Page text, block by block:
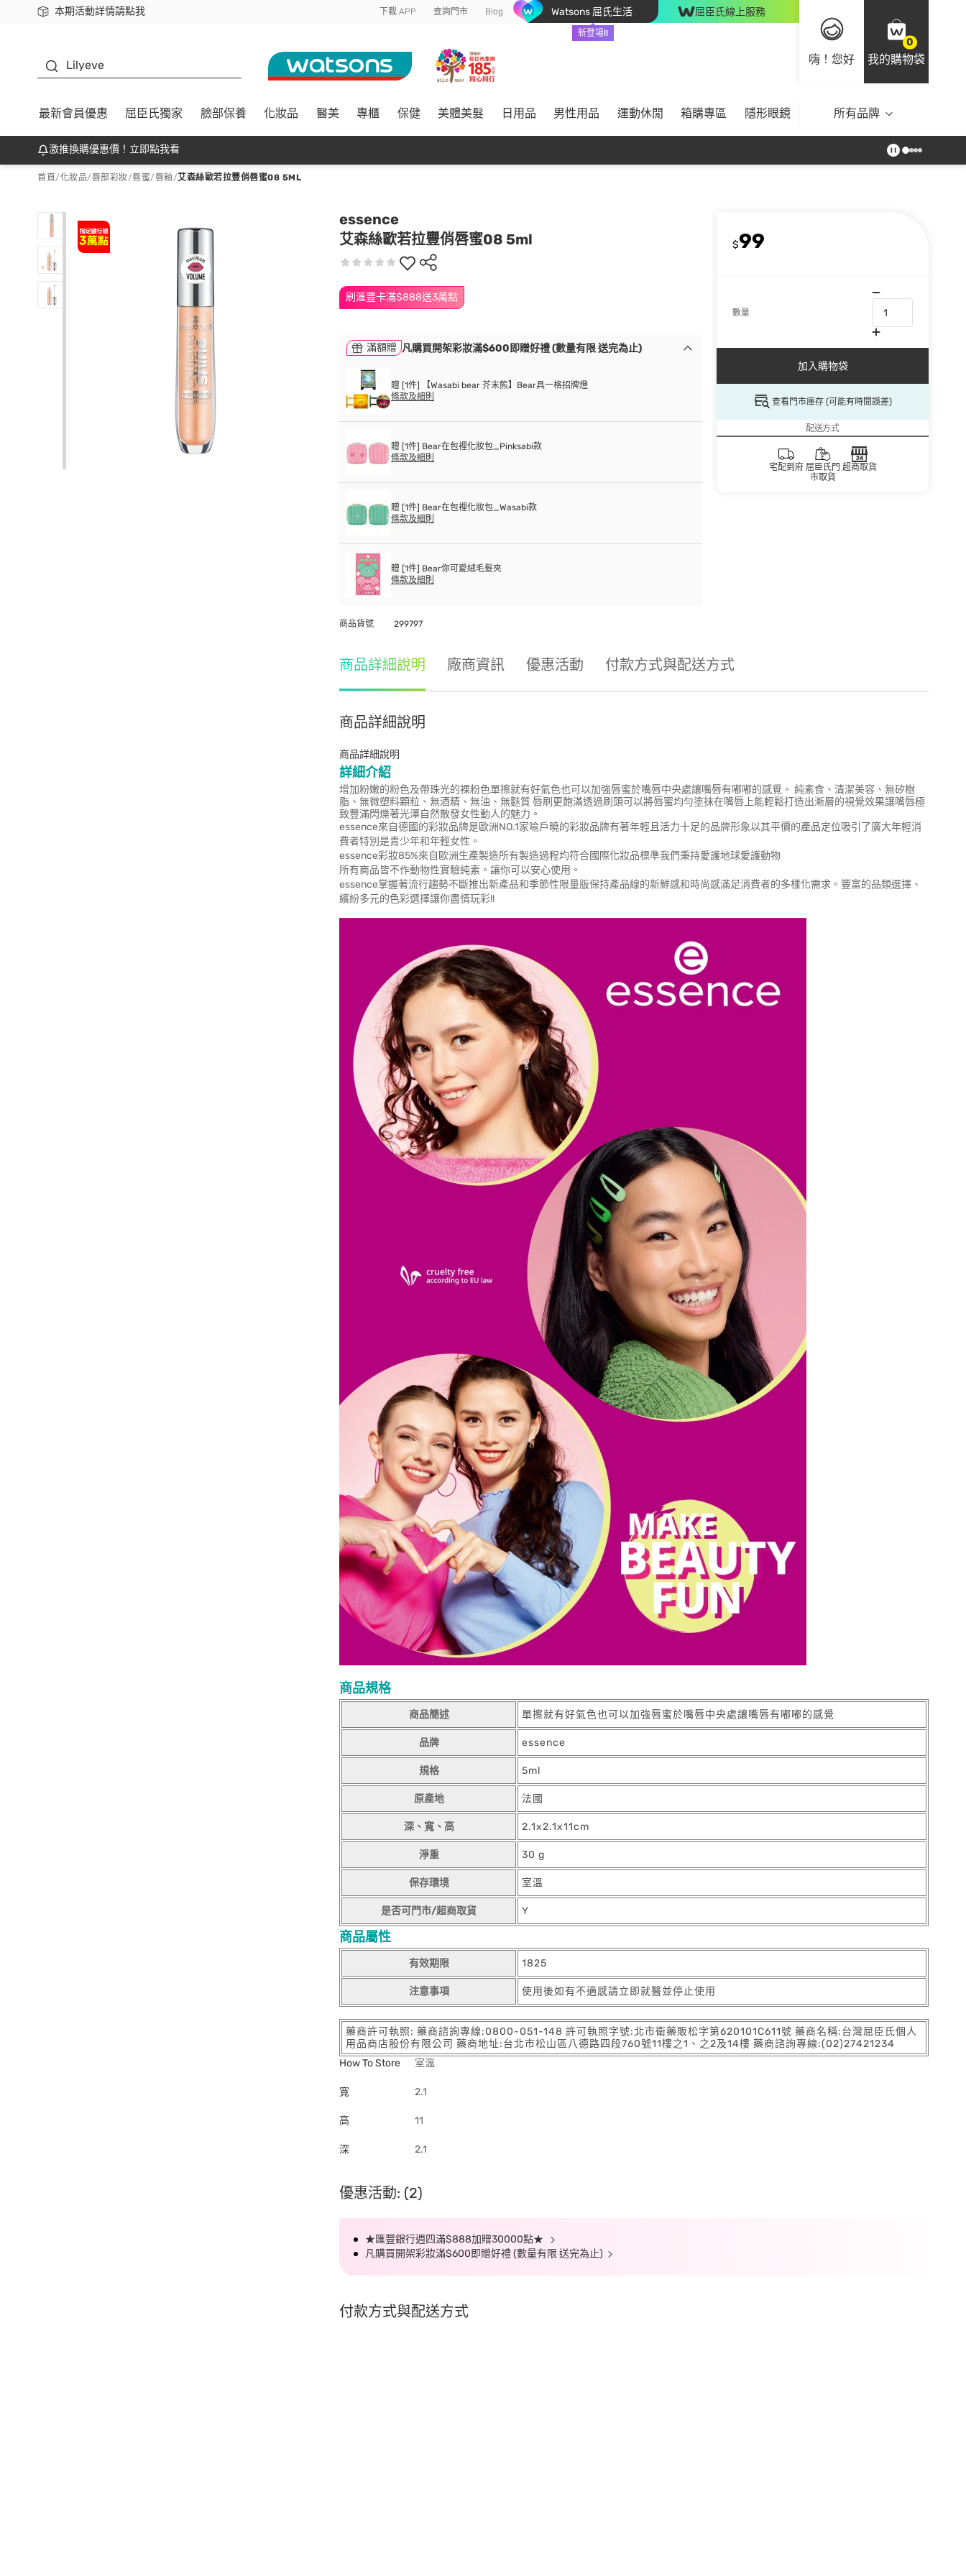
本期活動詳情請點我
下載app最高回饋$350 下載 APP 查詢門市 Blog Watsons 屈氏生活
新登場!!
屈臣氏線上服務
嗨！您好
0
我的購物袋
Lilyeve
最新會員優惠 屈臣氏獨家 臉部保養 化妝品 醫美 專櫃 保健 美體美髮 日用品 男性用品 運動休閒 箱購專區 隱形眼鏡 所有品牌
激推換購優惠價！立即點我看
首頁/化妝品/唇部彩妝/唇蜜/唇釉/艾森絲歐若拉豐俏唇蜜08 5ML
essence
艾森絲歐若拉豐俏唇蜜08 5ml
刷滙豐卡滿$888送3萬點
$99
數量
加入購物袋
查看門市庫存 (可能有時間誤差)
配送方式
宅配到府 屈臣氏門
市取貨
超商取貨
滿額贈 凡購買開架彩妝滿$600即贈好禮 (數量有限 送完為止)
贈 [1件] 【Wasabi bear 芥末熊】Bear具一格招牌燈
條款及細則
贈 [1件] Bear在包裡化妝包_Pinksabi款
條款及細則
贈 [1件] Bear在包裡化妝包_Wasabi款
條款及細則
贈 [1件] Bear你可愛絨毛髮夾
條款及細則
商品貨號 299797
商品詳細說明 廠商資訊 優惠活動 付款方式與配送方式
商品詳細說明
商品詳細說明
詳細介紹
增加粉嫩的粉色及帶珠光的裸粉色單擦就有好氣色也可以加強唇蜜於嘴唇中央處讓嘴唇有嘟嘟的感覺。 純素食、清潔美容、無矽樹
脂、無微塑料顆粒、無酒精、無油、無麩質 唇刷更飽滿透過刷頭可以將唇蜜均勻塗抹在嘴唇上能輕鬆打造出漸層的視覺效果讓嘴唇極
致豐滿閃爍著光澤自然散發女性動人的魅力。
essence來自德國的彩妝品牌是歐洲NO.1家喻戶曉的彩妝品牌有著年輕且活力十足的品牌形象以其平價的產品定位吸引了廣大年輕消
費者特別是青少年和年輕女性。
essence彩妝85%來自歐洲生產製造所有製造過程均符合國際化妝品標準我們秉持愛護地球愛護動物
所有商品皆不作動物性實驗純素。讓你可以安心使用。
essence掌握著流行趨勢不斷推出新產品和季節性限量版保持產品線的新鮮感和時尚感滿足消費者的多樣化需求。豐富的品類選擇、
繽紛多元的色彩選擇讓你盡情玩彩!!
商品規格
商品簡述 單擦就有好氣色也可以加強唇蜜於嘴唇中央處讓嘴唇有嘟嘟的感覺
品牌 essence
規格 5ml
原產地 法國
深、寬、高 2.1x2.1x11cm
淨重 30 g
保存環境 室溫
是否可門市/超商取貨 Y
商品屬性
有效期限 1825
注意事項 使用後如有不適感請立即就醫並停止使用
藥商許可執照: 藥商諮詢專線:0800-051-148 許可執照字號:北市衛藥販松字第620101C611號 藥商名稱:台灣屈臣氏個人
用品商店股份有限公司 藥商地址:台北市松山區八德路四段760號11樓之1、之2及14樓 藥商諮詢專線:(02)27421234
How To Store
室溫
寬 2.1
高 11
深 2.1
優惠活動: (2)
★匯豐銀行週四滿$888加贈30000點★
凡購買開架彩妝滿$600即贈好禮 (數量有限 送完為止)
付款方式與配送方式